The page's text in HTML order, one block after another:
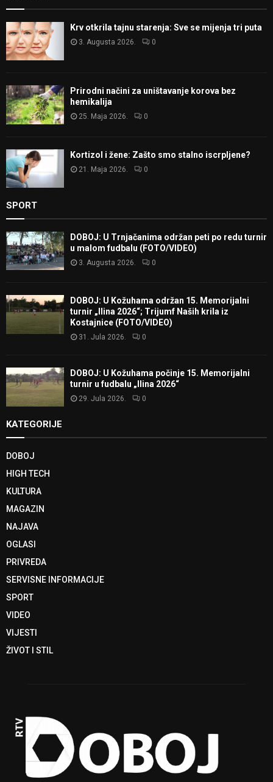
Krv otkrila tajnu starenja: Sve se mijenja tri puta
3. Augusta 2026. 0
Prirodni načini za uništavanje korova bez
hemikalija
25. Maja 2026. 0
Kortizol i žene: Zašto smo stalno iscrpljene?
21. Maja 2026. 0
SPORT
DOBOJ: U Trnjačanima održan peti po redu turnir
u malom fudbalu (FOTO/VIDEO)
3. Augusta 2026. 0
DOBOJ: U Kožuhama održan 15. Memorijalni
turnir „Ilina 2026“; Trijumf Naših krila iz
Kostajnice (FOTO/VIDEO)
31. Jula 2026. 0
DOBOJ: U Kožuhama počinje 15. Memorijalni
turnir u fudbalu „Ilina 2026“
29. Jula 2026. 0
KATEGORIJE
DOBOJ
HIGH TECH
KULTURA
MAGAZIN
NAJAVA
OGLASI
PRIVREDA
SERVISNE INFORMACIJE
SPORT
VIDEO
VIJESTI
ŽIVOT I STIL